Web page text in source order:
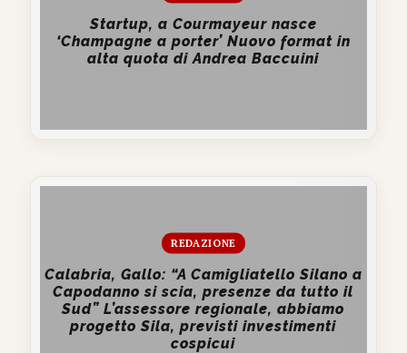
Startup, a Courmayeur nasce
‘Champagne a porter’ Nuovo format in
alta quota di Andrea Baccuini
REDAZIONE
Calabria, Gallo: “A Camigliatello Silano a
Capodanno si scia, presenze da tutto il
Sud” L’assessore regionale, abbiamo
progetto Sila, previsti investimenti
cospicui